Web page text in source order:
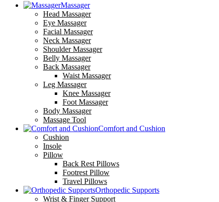
Massager
Head Massager
Eye Massager
Facial Massager
Neck Massager
Shoulder Massager
Belly Massager
Back Massager
Waist Massager
Leg Massager
Knee Massager
Foot Massager
Body Massager
Massage Tool
Comfort and Cushion
Cushion
Insole
Pillow
Back Rest Pillows
Footrest Pillow
Travel Pillows
Orthopedic Supports
Wrist & Finger Support